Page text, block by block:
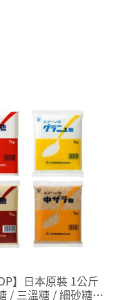
】日本原裝 1公斤
/ 三溫糖 / 細砂糖 /